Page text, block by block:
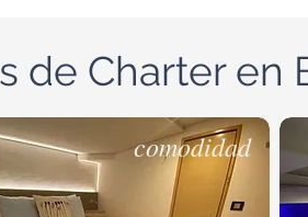
de Charter en
comodidad